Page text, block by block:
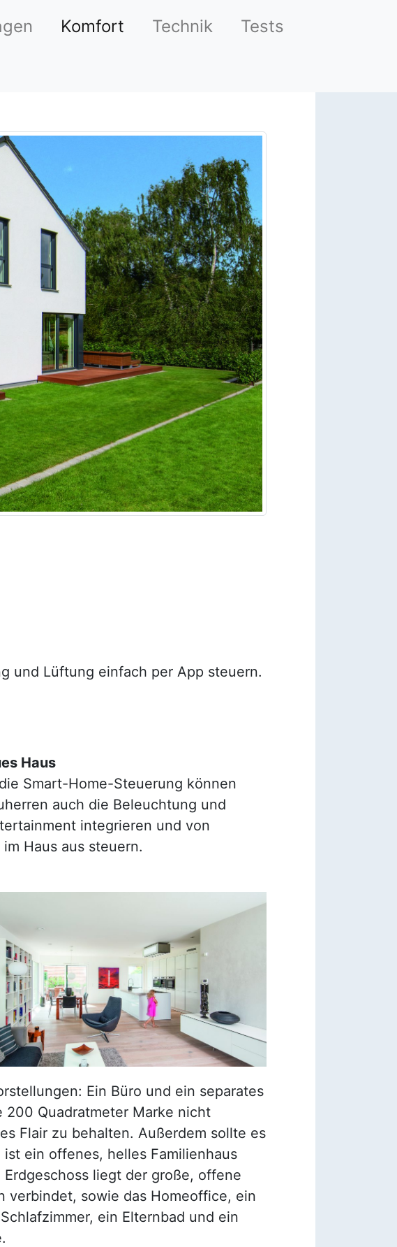
Komfort Technik
Tests
und ­Lüftung einfach per App steuern.
Haus
Smart-Home-Steuerung können
auch die Beleuchtung und
integrieren und von
im Haus aus steuern.
Ein Büro und ein separates
200 Quadratmeter Marke nicht
Flair zu behalten. Außerdem sollte es
ein offenes, helles Familienhaus
liegt der große, offene
verbindet, sowie das Homeoffice, ein
ein Elternbad und ein